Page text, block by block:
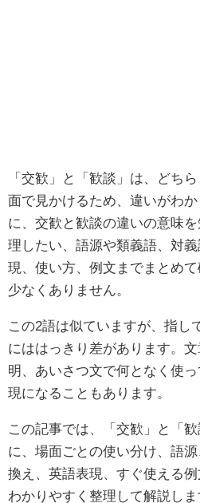
「交歓」と「歓談」は、どち
面で見かけるため、違いがわ
に、交歓と歓談の違いの意味
理したい、語源や類義語、対
現、使い方、例文までまとめ
少なくありません。
この2語は似ていますが、指し
にははっきり差があります。
明、あいさつ文で何となく使
現になることもあります。
この記事では、「交歓」と「
に、場面ごとの使い分け、語
換え、英語表現、すぐ使える
わかりやすく整理して解説しま